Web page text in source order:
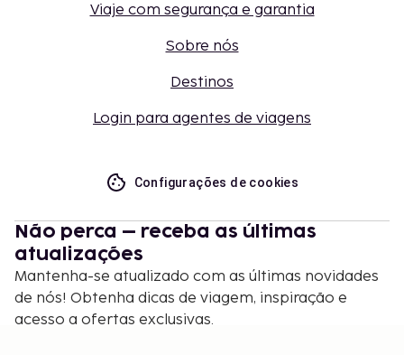
Viaje com segurança e garantia
Sobre nós
Destinos
Login para agentes de viagens
Configurações de cookies
Não perca – receba as últimas
atualizações
Mantenha-se atualizado com as últimas novidades
de nós! Obtenha dicas de viagem, inspiração e
acesso a ofertas exclusivas.